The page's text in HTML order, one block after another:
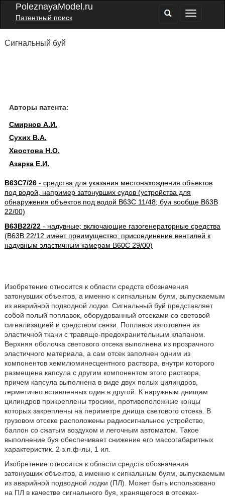
PoleznayaModel.ru
Патентный поиск
Сигнальный буй
Авторы патента:
Смирнов А.И.
Сухих В.А.
Хвостова Н.О.
Азарка Е.И.
B63C7/26- средства для указания местонахождения объектов
под водой, например затонувших судов (устройства для
обнаружения объектов под водой B63C 11/48; буи вообще B63B
22/00)
B63B22/22- надувные; включающие газогенераторные средства
(B63B 22/12 имеет преимущество; присоединение вентилей к
надувным эластичным камерам B60C 29/00)
Изобретение относится к области средств обозначения
затонувших объектов, а именно к сигнальным буям, выпускаемым
из аварийной подводной лодки. Сигнальный буй представляет
собой полый поплавок, оборудованный отсеками со световой
сигнализацией и средством связи. Поплавок изготовлен из
эластичной ткани с травяще-предохранительным клапаном.
Верхняя оболочка светового отсека выполнена из прозрачного
эластичного материала, а сам отсек заполнен одним из
компонентов хемилюминесцентного раствора, внутри которого
размещена капсула с другим компонентом этого раствора,
причем капсула выполнена в виде двух полых цилиндров,
герметично вставленных один в другой. К наружным днищам
цилиндров прикреплены тросики, противоположные концы
которых закреплены на периметре днища светового отсека. В
грузовом отсеке расположены радиосигнальное устройство,
баллон со сжатым воздухом и легочным автоматом. Такое
выполнение буя обеспечивает снижение его массогабаритных
характеристик. 2 з.п.ф-лы, 1 ил.
Изобретение относится к области средств обозначения
затонувших объектов, а именно к сигнальным буям, выпускаемым
из аварийной подводной лодки (ПЛ). Может быть использовано
на ПЛ в качестве сигнального буя, хранящегося в отсеках-